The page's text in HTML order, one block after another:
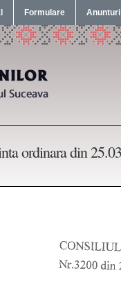
Formulare Anunturi
ordinara din